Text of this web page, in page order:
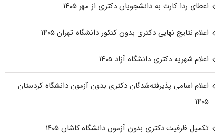
اعطای ردا کارت به دانشجویان دکتری از مهر ۱۴۰۵
اعلام نتایج نهایی دکتری بدون کنکور دانشگاه تهران ۱۴۰۵
اعلام شهریه دکتری دانشگاه آزاد ۱۴۰۵
اعلام اسامی پذیرفته‌شدگان دکتری بدون آزمون دانشگاه کردستان
۱۴۰۵
تکمیل ظرفیت دکتری بدون آزمون دانشگاه کاشان ۱۴۰۵